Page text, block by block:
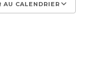
AU CALENDRIER